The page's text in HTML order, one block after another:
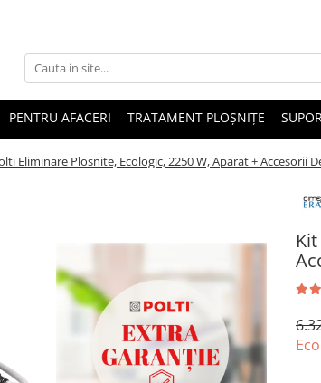
PENTRU AFACERI TRATAMENT PLOȘNIȚE
Eliminare Plosnite, Ecologic, 2250 W, Aparat + Accesorii